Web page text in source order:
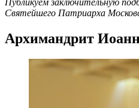
Святейшего Патриарха
Архимандрит Иоанн